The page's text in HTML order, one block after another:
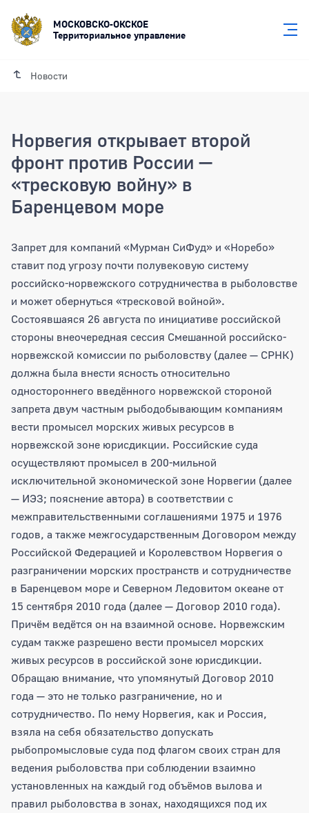
МОСКОВСКО-ОКСКОЕ
Территориальное управление
Новости
Норвегия открывает второй
фронт против России —
«тресковую войну» в
Баренцевом море
Норвегия открывает второй фронт
Запрет для компаний «Мурман СиФуд» и «Норебо»
ставит под угрозу почти полувековую систему
российско-норвежского сотрудничества в рыболовстве
и может обернуться «тресковой войной».
Состоявшаяся 26 августа по инициативе российской
стороны внеочередная сессия Смешанной российско-
норвежской комиссии по рыболовству (далее — СРНК)
должна была внести ясность относительно
одностороннего введённого норвежской стороной
запрета двум частным рыбодобывающим компаниям
вести промысел морских живых ресурсов в
норвежской зоне юрисдикции. Российские суда
осуществляют промысел в 200-мильной
исключительной экономической зоне Норвегии (далее
— ИЭЗ; пояснение автора) в соответствии с
межправительственными соглашениями 1975 и 1976
годов, а также межгосударственным Договором между
Российской Федерацией и Королевством Норвегия о
разграничении морских пространств и сотрудничестве
в Баренцевом море и Северном Ледовитом океане от
15 сентября 2010 года (далее — Договор 2010 года).
Причём ведётся он на взаимной основе. Норвежским
судам также разрешено вести промысел морских
живых ресурсов в российской зоне юрисдикции.
Обращаю внимание, что упомянутый Договор 2010
года — это не только разграничение, но и
сотрудничество. По нему Норвегия, как и Россия,
взяла на себя обязательство допускать
рыбопромысловые суда под флагом своих стран для
ведения рыболовства при соблюдении взаимно
установленных на каждый год объёмов вылова и
правил рыболовства в зонах, находящихся под их